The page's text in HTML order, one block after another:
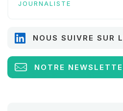
JOURNALISTE
NOUS SUIVRE SUR
NOTRE